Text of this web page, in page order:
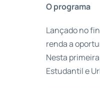
O programa
Lançado no
renda a
Nesta
Estudantil e